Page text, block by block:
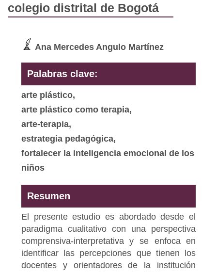
colegio distrital de Bogotá
Ana Mercedes Angulo Martínez
Palabras clave:
arte plástico,
arte plástico como terapia,
arte-terapia,
estrategia pedagógica,
fortalecer la inteligencia emocional de los
niños
Resumen
El presente estudio es abordado desde el
paradigma cualitativo con una perspectiva
comprensiva-interpretativa y se enfoca en
identificar las percepciones que tienen los
docentes y orientadores de la institución